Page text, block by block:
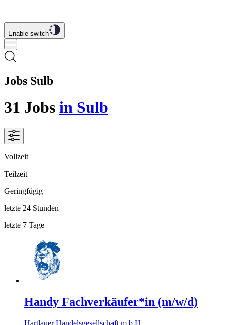
Enable switch
Jobs Sulb
31 Jobs in Sulb
Vollzeit
Teilzeit
Geringfügig
letzte 24 Stunden
letzte 7 Tage
Handy Fachverkäufer*in (m/w/d)
Hartlauer Handelsgesellschaft m.b.H.